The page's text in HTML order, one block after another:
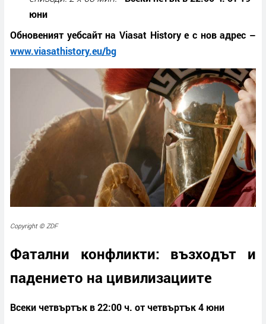
юни
Обновеният уебсайт на Viasat Historyе с нов адрес –
www.viasathistory.eu/bg
Copyright © ZDF
Фатални конфликти: възходът и
падението на цивилизациите
Всеки четвъртък в 22:00 ч. от четвъртък 4 юни